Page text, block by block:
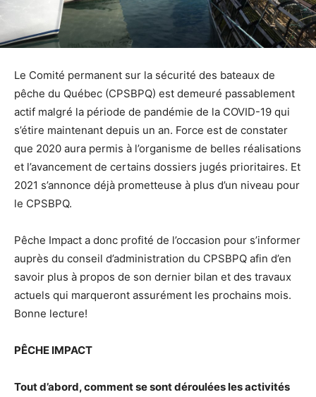
Le Comité permanent sur la sécurité des bateaux de
pêche du Québec (CPSBPQ) est demeuré passablement
actif malgré la période de pandémie de la COVID-19 qui
s’étire maintenant depuis un an. Force est de constater
que 2020 aura permis à l’organisme de belles réalisations
et l’avancement de certains dossiers jugés prioritaires. Et
2021 s’annonce déjà prometteuse à plus d’un niveau pour
le CPSBPQ.
Pêche Impact a donc profité de l’occasion pour s’informer
auprès du conseil d’administration du CPSBPQ afin d’en
savoir plus à propos de son dernier bilan et des travaux
actuels qui marqueront assurément les prochains mois.
Bonne lecture!
PÊCHE IMPACT
Tout d’abord, comment se sont déroulées les activités